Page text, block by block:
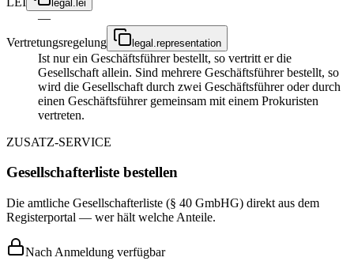
legal.lei
—
Vertretungsregelung
legal.representation
Ist nur ein Geschäftsführer bestellt, so vertritt er die
Gesellschaft allein. Sind mehrere Geschäftsführer bestellt, so
wird die Gesellschaft durch zwei Geschäftsführer oder durch
einen Geschäftsführer gemeinsam mit einem Prokuristen
vertreten.
ZUSATZ-SERVICE
Gesellschafterliste bestellen
Die amtliche Gesellschafterliste (§ 40 GmbHG) direkt aus dem
Registerportal — wer hält welche Anteile.
Nach Anmeldung verfügbar